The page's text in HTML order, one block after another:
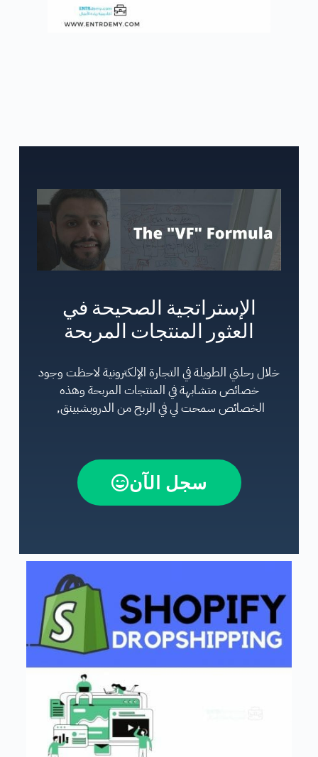
الإستراتجية الصحيحة في
العثور المنتجات المربحة
خلال رحلتي الطويلة في التجارة الإلكترونية لاحظت وجود
خصائص متشابهة في المنتجات المربحة وهذه
الخصائص سمحت لي في الربح من الدروبشبينق,
سجل الآن